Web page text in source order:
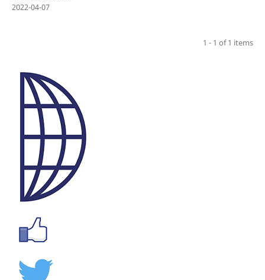
2022-04-07
1 - 1 of 1 items